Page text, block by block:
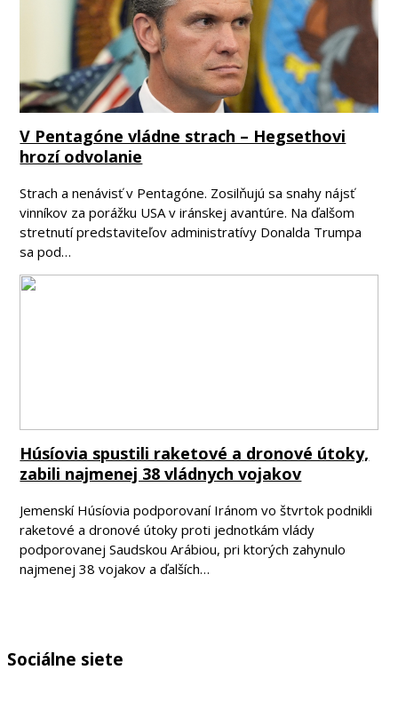
V Pentagóne vládne strach – Hegsethovi
hrozí odvolanie
Strach a nenávisť v Pentagóne. Zosilňujú sa snahy nájsť
vinníkov za porážku USA v iránskej avantúre. Na ďalšom
stretnutí predstaviteľov administratívy Donalda Trumpa
sa pod…
Húsíovia spustili raketové a dronové útoky,
zabili najmenej 38 vládnych vojakov
Jemenskí Húsíovia podporovaní Iránom vo štvrtok podnikli
raketové a dronové útoky proti jednotkám vlády
podporovanej Saudskou Arábiou, pri ktorých zahynulo
najmenej 38 vojakov a ďalších…
Sociálne siete